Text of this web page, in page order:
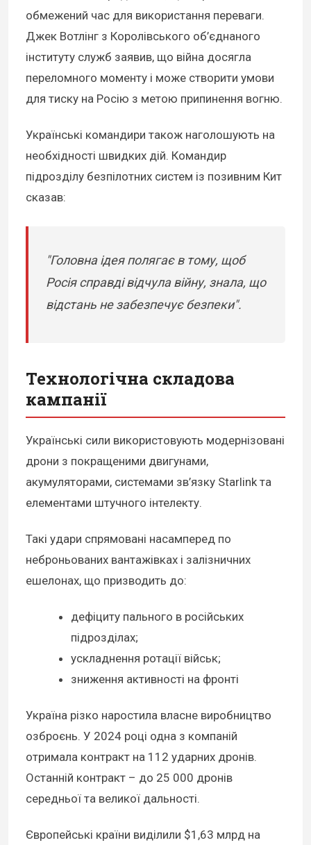
обмежений час для використання переваги.
Джек Вотлінг з Королівського об’єднаного
інституту служб заявив, що війна досягла
переломного моменту і може створити умови
для тиску на Росію з метою припинення вогню.
Українські командири також наголошують на
необхідності швидких дій. Командир
підрозділу безпілотних систем із позивним Кит
сказав:
"Головна ідея полягає в тому, щоб
Росія справді відчула війну, знала, що
відстань не забезпечує безпеки".
Технологічна складова
кампанії
Українські сили використовують модернізовані
дрони з покращеними двигунами,
акумуляторами, системами зв’язку Starlink та
елементами штучного інтелекту.
Такі удари спрямовані насамперед по
неброньованих вантажівках і залізничних
ешелонах, що призводить до:
дефіциту пального в російських
підрозділах;
ускладнення ротації військ;
зниження активності на фронті
Україна різко наростила власне виробництво
озброєнь. У 2024 році одна з компаній
отримала контракт на 112 ударних дронів.
Останній контракт – до 25 000 дронів
середньої та великої дальності.
Європейські країни виділили $1,63 млрд на